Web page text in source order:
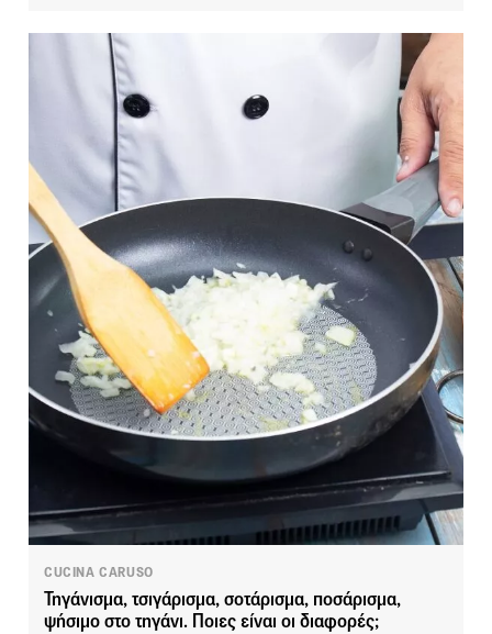
CUCINA CARUSO
Τηγάνισμα, τσιγάρισμα, σοτάρισμα, ποσάρισμα,
ψήσιμο στο τηγάνι. Ποιες είναι οι διαφορές;